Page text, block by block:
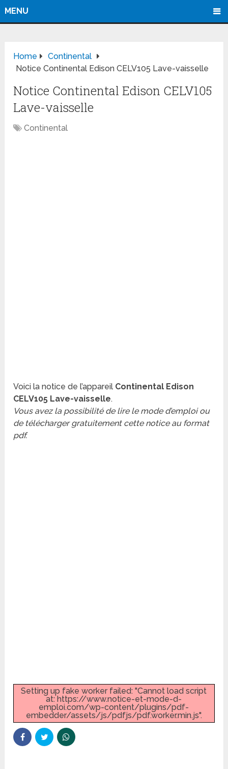
MENU
Home
Continental
Notice Continental Edison CELV105 Lave-vaisselle
Notice Continental Edison CELV105
Lave-vaisselle
Continental
Voici la notice de l’appareil Continental Edison
CELV105 Lave-vaisselle.
Vous avez la possibilité de lire le mode d’emploi ou
de télécharger gratuitement cette notice au format
pdf.
Setting up fake worker failed: "Cannot load script
at: https://www.notice-et-mode-d-
emploi.com/wp-content/plugins/pdf-
embedder/assets/js/pdfjs/pdf.worker.min.js".